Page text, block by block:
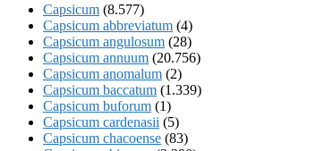
Capsicum (8.577)
Capsicum abbreviatum (4)
Capsicum angulosum (28)
Capsicum annuum (20.756)
Capsicum anomalum (2)
Capsicum baccatum (1.339)
Capsicum buforum (1)
Capsicum cardenasii (5)
Capsicum chacoense (83)